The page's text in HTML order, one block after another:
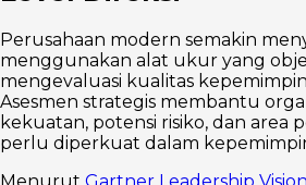
Perusahaan modern semakin
menggunakan alat ukur yang
mengevaluasi kualitas
Asesmen strategis membantu
kekuatan, potensi risiko, dan area
perlu diperkuat dalam
Menurut Gartner Leadership